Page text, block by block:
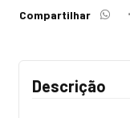
Compartilhar
Descrição